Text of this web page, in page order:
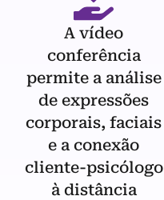
A vídeo
conferência
permite a análise
de expressões
corporais, faciais
e a conexão
cliente-psicólogo
à distância